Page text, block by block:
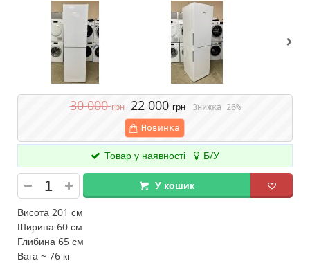
30 000грн 22 000 грн Знижка 26%
Новинка
Товар у наявності Б/У
У кошик
Висота 201 см
Ширина 60 см
Глибина 65 см
Вага ~ 76 кг